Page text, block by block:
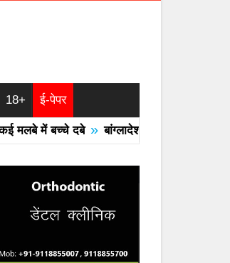
18+ ई-पेपर
में बच्चे दबे » बांग्लादेश का एयरफोर्स का F -7